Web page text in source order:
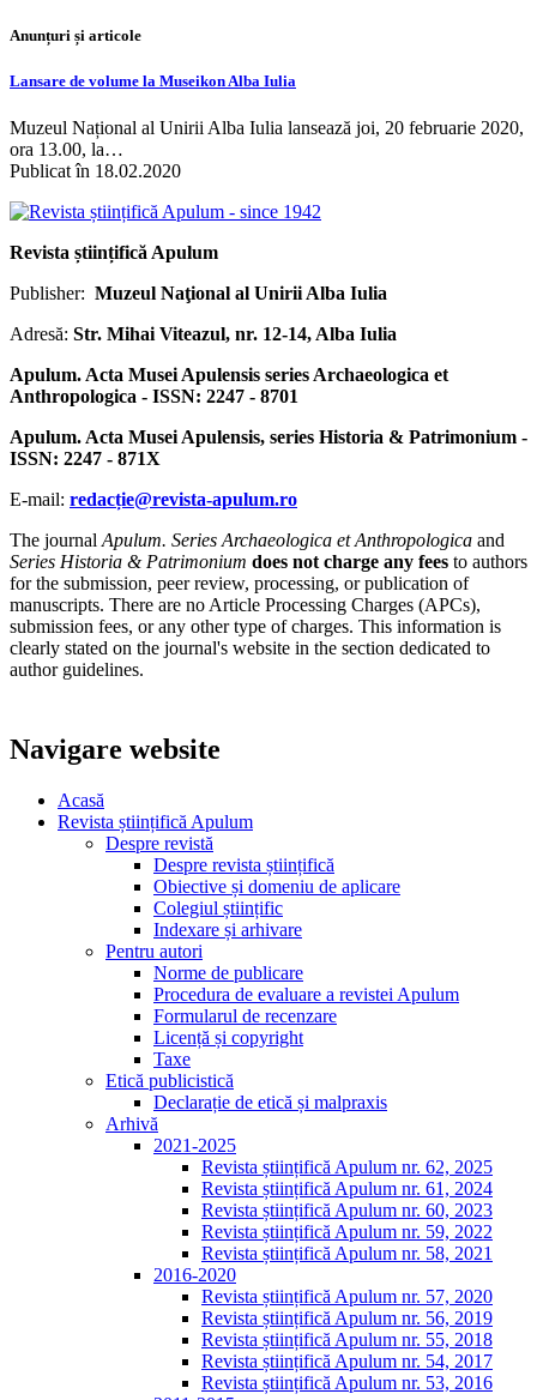
Anunțuri și articole
Lansare de volume la Museikon Alba Iulia
Muzeul Național al Unirii Alba Iulia lansează joi, 20 februarie 2020,
ora 13.00, la…
Publicat în 18.02.2020
Revista științifică Apulum
Publisher: Muzeul Naţional al Unirii Alba Iulia
Adresă: Str. Mihai Viteazul, nr. 12-14, Alba Iulia
Apulum. Acta Musei Apulensis series Archaeologica et
Anthropologica - ISSN: 2247 - 8701
Apulum. Acta Musei Apulensis, series Historia & Patrimonium -
ISSN: 2247 - 871X
E-mail: redacție@revista-apulum.ro
The journalApulum. Series Archaeologica et Anthropologica and
Series Historia & Patrimonium does not charge any fees to authors
for the submission, peer review, processing, or publication of
manuscripts. There are no Article Processing Charges (APCs),
submission fees, or any other type of charges. This information is
clearly stated on the journal's website in the section dedicated to
author guidelines.
Navigare website
Acasă
Revista științifică Apulum
Despre revistă
Despre revista științifică
Obiective și domeniu de aplicare
Colegiul științific
Indexare și arhivare
Pentru autori
Norme de publicare
Procedura de evaluare a revistei Apulum
Formularul de recenzare
Licență și copyright
Taxe
Etică publicistică
Declarație de etică și malpraxis
Arhivă
2021-2025
Revista științifică Apulum nr. 62, 2025
Revista științifică Apulum nr. 61, 2024
Revista științifică Apulum nr. 60, 2023
Revista științifică Apulum nr. 59, 2022
Revista științifică Apulum nr. 58, 2021
2016-2020
Revista științifică Apulum nr. 57, 2020
Revista științifică Apulum nr. 56, 2019
Revista științifică Apulum nr. 55, 2018
Revista științifică Apulum nr. 54, 2017
Revista științifică Apulum nr. 53, 2016